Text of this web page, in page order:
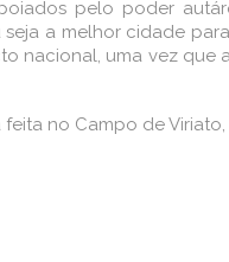
pelo poder
a melhor cidade
nacional, uma vez
no Campo de